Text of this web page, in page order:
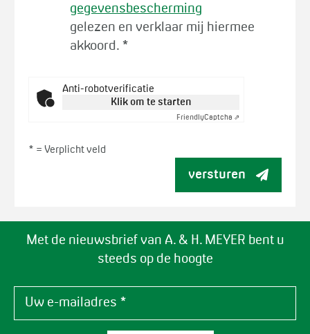
gegevensbescherming
gelezen en verklaar mij hiermee
akkoord. *
Anti-robotverificatie
Klik om te starten
FriendlyCaptcha ⇗
* = Verplicht veld
versturen
Met de nieuwsbrief van A. & H. MEYER bent u
steeds op de hoogte